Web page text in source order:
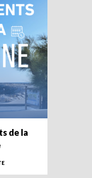
de la